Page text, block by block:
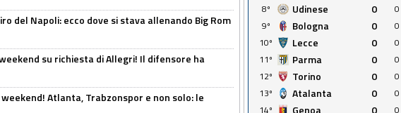
del Napoli: ecco dove si stava allenando Big Rom
su richiesta di Allegri! Il difensore ha
Atlanta, Trabzonspor e non solo: le
8º
Udinese 0 0
9º
Bologna 0 0
10º
Lecce 0 0
11º
Parma 0 0
12º
Torino 0 0
13º
Atalanta 0 0
14º
Genoa 0 0